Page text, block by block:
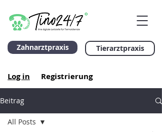
Zahnarztpraxis Tierarztpraxis
Log in Registrierung
Beitrag
All Posts